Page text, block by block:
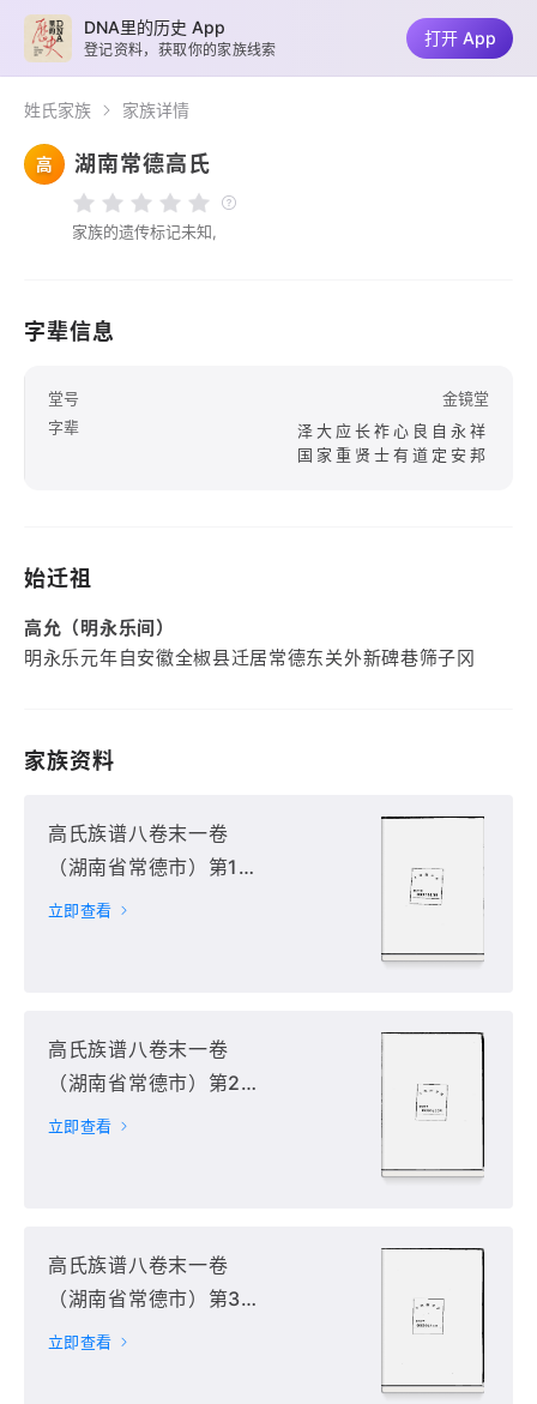
姓氏家族 家族详情
高 湖南常德高氏
家族的遗传标记未知,
字辈信息
堂号
金镜堂
字辈
泽大应长祚心良自永祥
国家重贤士有道定安邦
始迁祖
高允（明永乐间）
明永乐元年自安徽全椒县迁居常德东关外新碑巷筛子冈
家族资料
高氏族谱八卷末一卷
（湖南省常德市）第1
册
立即查看
高氏族谱八卷末一卷
（湖南省常德市）第2
册
立即查看
高氏族谱八卷末一卷
（湖南省常德市）第3
册
立即查看
DNA里的历史 App
登记资料，获取你的家族线索
打开 App